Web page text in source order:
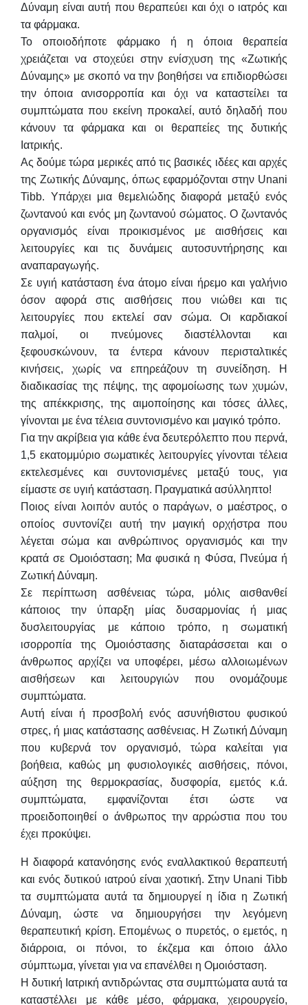
Δύναμη είναι αυτή που θεραπεύει και όχι ο ιατρός και
τα φάρμακα.
Το οποιοδήποτε φάρμακο ή η όποια θεραπεία
χρειάζεται να στοχεύει στην ενίσχυση της «Ζωτικής
Δύναμης» με σκοπό να την βοηθήσει να επιδιορθώσει
την όποια ανισορροπία και όχι να καταστείλει τα
συμπτώματα που εκείνη προκαλεί, αυτό δηλαδή που
κάνουν τα φάρμακα και οι θεραπείες της δυτικής
Ιατρικής.
Ας δούμε τώρα μερικές από τις βασικές ιδέες και αρχές
της Ζωτικής Δύναμης, όπως εφαρμόζονται στην Unani
Tibb. Υπάρχει μια θεμελιώδης διαφορά μεταξύ ενός
ζωντανού και ενός μη ζωντανού σώματος. Ο ζωντανός
οργανισμός είναι προικισμένος με αισθήσεις και
λειτουργίες και τις δυνάμεις αυτοσυντήρησης και
αναπαραγωγής.
Σε υγιή κατάσταση ένα άτομο είναι ήρεμο και γαλήνιο
όσον αφορά στις αισθήσεις που νιώθει και τις
λειτουργίες που εκτελεί σαν σώμα. Οι καρδιακοί
παλμοί, οι πνεύμονες διαστέλλονται και
ξεφουσκώνουν, τα έντερα κάνουν περισταλτικές
κινήσεις, χωρίς να επηρεάζουν τη συνείδηση. Η
διαδικασίας της πέψης, της αφομοίωσης των χυμών,
της απέκκρισης, της αιμοποίησης και τόσες άλλες,
γίνονται με ένα τέλεια συντονισμένο και μαγικό τρόπο.
Για την ακρίβεια για κάθε ένα δευτερόλεπτο που περνά,
1,5 εκατομμύριο σωματικές λειτουργίες γίνονται τέλεια
εκτελεσμένες και συντονισμένες μεταξύ τους, για
είμαστε σε υγιή κατάσταση. Πραγματικά ασύλληπτο!
Ποιος είναι λοιπόν αυτός ο παράγων, ο μαέστρος, ο
οποίος συντονίζει αυτή την μαγική ορχήστρα που
λέγεται σώμα και ανθρώπινος οργανισμός και την
κρατά σε Ομοιόσταση; Μα φυσικά η Φύσα, Πνεύμα ή
Ζωτική Δύναμη.
Σε περίπτωση ασθένειας τώρα, μόλις αισθανθεί
κάποιος την ύπαρξη μίας δυσαρμονίας ή μιας
δυσλειτουργίας με κάποιο τρόπο, η σωματική
ισορροπία της Ομοιόστασης διαταράσσεται και ο
άνθρωπος αρχίζει να υποφέρει, μέσω αλλοιωμένων
αισθήσεων και λειτουργιών που ονομάζουμε
συμπτώματα.
Αυτή είναι ή προσβολή ενός ασυνήθιστου φυσικού
στρες, ή μιας κατάστασης ασθένειας. Η Ζωτική Δύναμη
που κυβερνά τον οργανισμό, τώρα καλείται για
βοήθεια, καθώς μη φυσιολογικές αισθήσεις, πόνοι,
αύξηση της θερμοκρασίας, δυσφορία, εμετός κ.ά.
συμπτώματα, εμφανίζονται έτσι ώστε να
προειδοποιηθεί ο άνθρωπος την αρρώστια που του
έχει προκύψει.
Η διαφορά κατανόησης ενός εναλλακτικού θεραπευτή
και ενός δυτικού ιατρού είναι χαοτική. Στην Unani Tibb
τα συμπτώματα αυτά τα δημιουργεί η ίδια η Ζωτική
Δύναμη, ώστε να δημιουργήσει την λεγόμενη
θεραπευτική κρίση. Επομένως ο πυρετός, ο εμετός, η
διάρροια, οι πόνοι, το έκζεμα και όποιο άλλο
σύμπτωμα, γίνεται για να επανέλθει η Ομοιόσταση.
Η δυτική Ιατρική αντιδρώντας στα συμπτώματα αυτά τα
καταστέλλει με κάθε μέσο, φάρμακα, χειρουργείο,